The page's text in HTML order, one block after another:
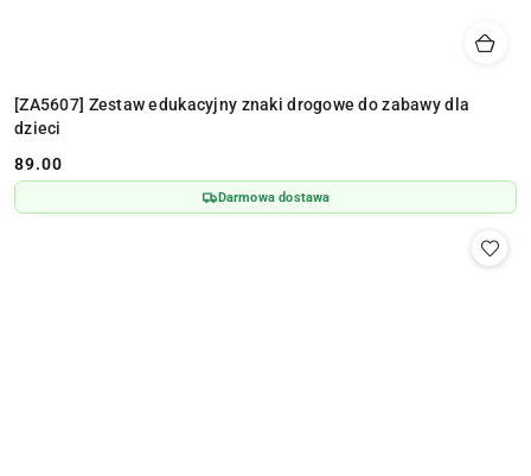
[ZA5607] Zestaw edukacyjny znaki drogowe do zabawy dla
dzieci
Cena:
89.00
Darmowa dostawa